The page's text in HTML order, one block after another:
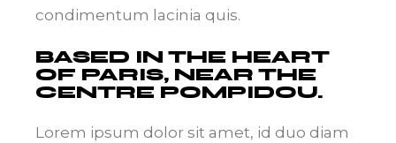
condimentum lacinia quis.
BASED IN THE HEART
OF PARIS, NEAR THE
CENTRE POMPIDOU.
Lorem ipsum dolor sit amet, id duo diam